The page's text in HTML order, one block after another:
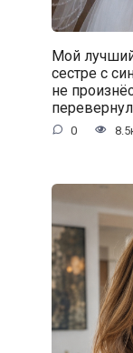
Мой
сестре с
не
0